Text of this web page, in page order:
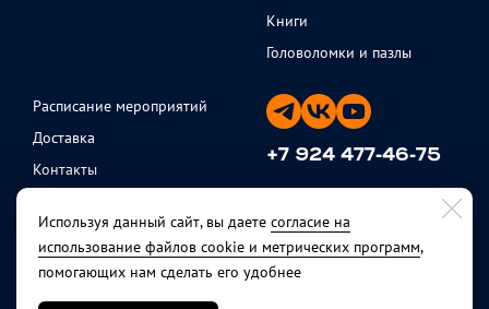
Книги
Головоломки и пазлы
Расписание мероприятий
Доставка
Контакты
Политика
конфиденциальности
+7 924 477-46-75
ежедневно с 11 до 20
Используя данный сайт, вы даете согласие на
использование файлов cookie и метрических программ,
помогающих нам сделать его удобнее